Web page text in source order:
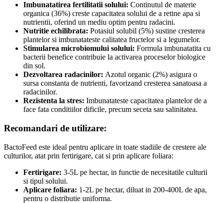
Imbunatatirea fertilitatii solului: Continutul de materie
organica (36%) creste capacitatea solului de a retine apa si
nutrientii, oferind un mediu optim pentru radacini.
Nutritie echilibrata: Potasiul solubil (5%) sustine cresterea
plantelor si imbunatateste calitatea fructelor si a legumelor.
Stimularea microbiomului solului: Formula imbunatatita cu
bacterii benefice contribuie la activarea proceselor biologice
din sol.
Dezvoltarea radacinilor: Azotul organic (2%) asigura o
sursa constanta de nutrienti, favorizand cresterea sanatoasa a
radacinilor.
Rezistenta la stres: Imbunatateste capacitatea plantelor de a
face fata conditiilor dificile, precum seceta sau salinitatea.
Recomandari de utilizare:
BactoFeed este ideal pentru aplicare in toate stadiile de crestere ale
culturilor, atat prin fertirigare, cat si prin aplicare foliara:
Fertirigare: 3-5L pe hectar, in functie de necesitatile culturii
si tipul solului.
Aplicare foliara: 1-2L pe hectar, diluat in 200-400L de apa,
pentru o distributie uniforma.